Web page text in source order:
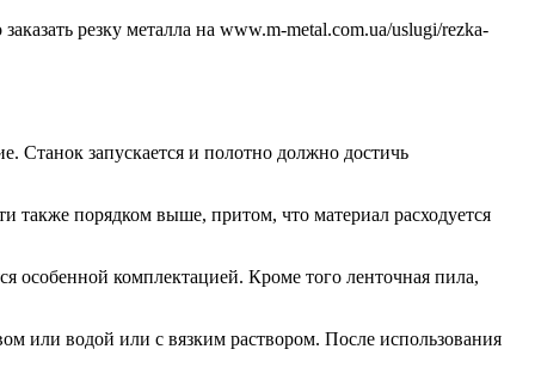
резку металла на www.m-metal.com.ua/uslugi/rezka-
Станок запускается и полотно должно достичь
также порядком выше, притом, что материал расходуется
особенной комплектацией. Кроме того ленточная пила,
или водой или с вязким раствором. После использования